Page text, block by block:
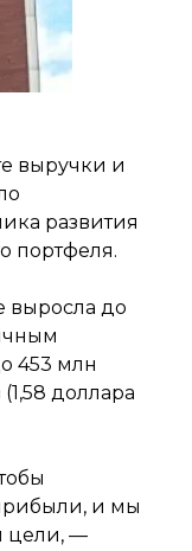
выручки и
развития
портфеля.
выросла до
453 млн
доллара
и мы
цели, —